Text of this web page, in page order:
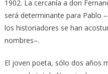
1902. La cercanía a don
será determinante para Pablo
los historiadores se han
nombres–.
El joven poeta, sólo dos años